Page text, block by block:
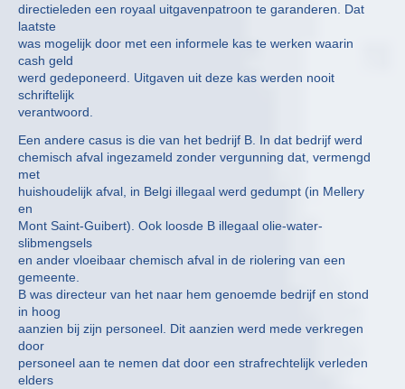
directieleden een royaal uitgavenpatroon te garanderen. Dat
laatste
was mogelijk door met een informele kas te werken waarin
cash geld
werd gedeponeerd. Uitgaven uit deze kas werden nooit
schriftelijk
verantwoord.
Een andere casus is die van het bedrijf B. In dat bedrijf werd
chemisch afval ingezameld zonder vergunning dat, vermengd
met
huishoudelijk afval, in Belgi illegaal werd gedumpt (in Mellery
en
Mont Saint-Guibert). Ook loosde B illegaal olie-water-
slibmengsels
en ander vloeibaar chemisch afval in de riolering van een
gemeente.
B was directeur van het naar hem genoemde bedrijf en stond
in hoog
aanzien bij zijn personeel. Dit aanzien werd mede verkregen
door
personeel aan te nemen dat door een strafrechtelijk verleden
elders